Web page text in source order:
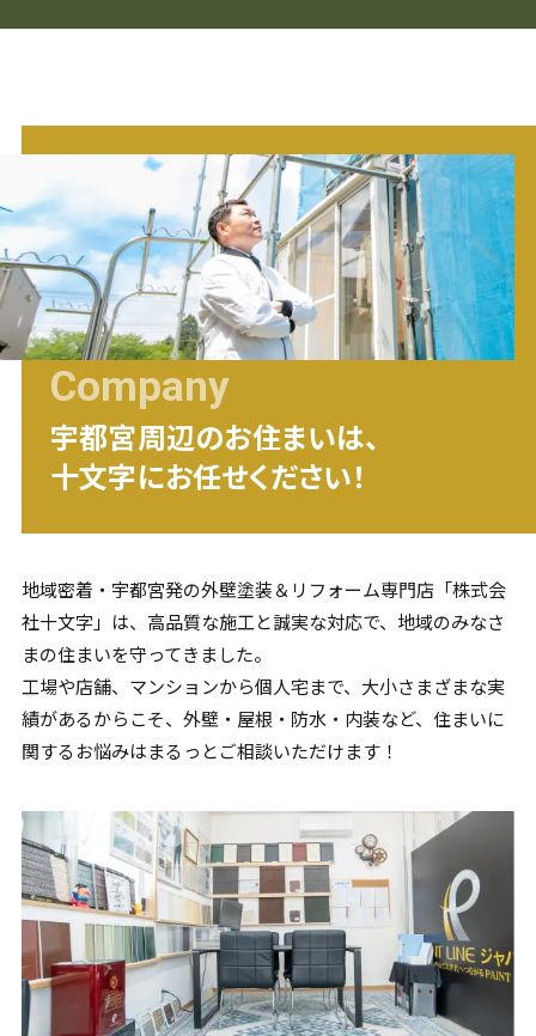
Company
宇都宮周辺のお住まいは、
十文字にお任せください！
地域密着・ 宇都宮発の外壁塗装＆リフォーム専門店「株式会
社十文字」は、高品質な施工と誠実な対応で、地域のみなさ
まの住まいを守ってきました。
工場や店舗、マンションから個人宅まで、大小さまざまな実
績があるからこそ、外壁・屋根・防水・内装など、住まいに
関するお悩みはまるっとご相談いただけます！